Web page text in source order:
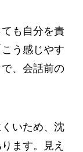
も自分を責
う感じやす
、会話前の
いため、沈
ます。見え